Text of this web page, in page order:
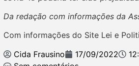
Da redação com informações da
Com informações do Site Lei e
Cida Frausino
17/09/2022